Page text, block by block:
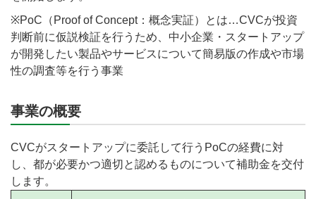
※PoC（Proof of Concept：概念実証）とは…CVCが投資
判断前に仮説検証を行うため、中小企業・スタートアップ
が開発したい製品やサービスについて簡易版の作成や市場
性の調査等を行う事業
事業の概要
CVCがスタートアップに委託して行うPoCの経費に対
し、都が必要かつ適切と認めるものについて補助金を交付
します。